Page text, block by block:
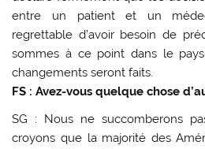
entre un patient et un
regrettable d’avoir besoin de
sommes à ce point dans le
changements seront faits.
FS : Avez-vous quelque chose
SG : Nous ne succomberons
croyons que la majorité des